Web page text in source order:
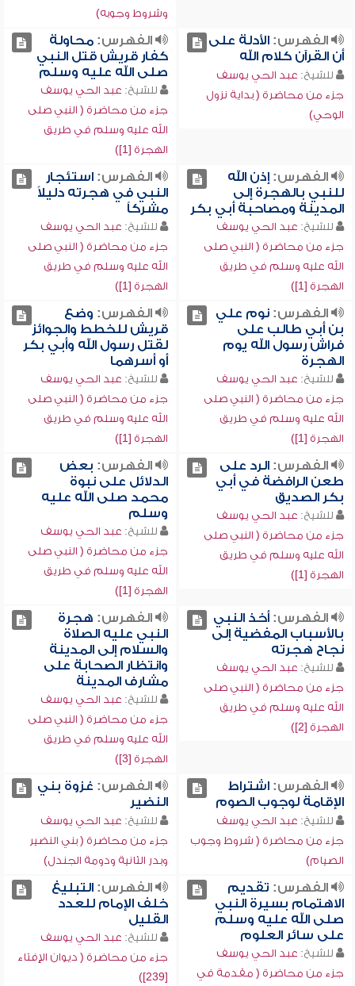
وشروط وجوبه)
الفهرس:الأدلة على
أن القرآن كلام الله
للشيخ: عبد الحي يوسف
جزء من محاضرة ( بداية نزول
الوحي)
الفهرس:محاولة
كفار قريش قتل النبي
صلى الله عليه وسلم
للشيخ: عبد الحي يوسف
جزء من محاضرة ( النبي صلى
الله عليه وسلم في طريق
الهجرة [1])
الفهرس:إذن الله
للنبي بالهجرة إلى
المدينة ومصاحبة أبي بكر
للشيخ: عبد الحي يوسف
جزء من محاضرة ( النبي صلى
الله عليه وسلم في طريق
الهجرة [1])
الفهرس:استئجار
النبي في هجرته دليلاً
مشركاً
للشيخ: عبد الحي يوسف
جزء من محاضرة ( النبي صلى
الله عليه وسلم في طريق
الهجرة [1])
الفهرس:نوم علي
بن أبي طالب على
فراش رسول الله يوم
الهجرة
للشيخ: عبد الحي يوسف
جزء من محاضرة ( النبي صلى
الله عليه وسلم في طريق
الهجرة [1])
الفهرس: وضع
قريش للخطط والجوائز
لقتل رسول الله وأبي بكر
أو أسرهما
للشيخ: عبد الحي يوسف
جزء من محاضرة ( النبي صلى
الله عليه وسلم في طريق
الهجرة [1])
الفهرس:الرد على
طعن الرافضة في أبي
بكر الصديق
للشيخ: عبد الحي يوسف
جزء من محاضرة ( النبي صلى
الله عليه وسلم في طريق
الهجرة [1])
الفهرس: بعض
الدلائل على نبوة
محمد صلى الله عليه
وسلم
للشيخ: عبد الحي يوسف
جزء من محاضرة ( النبي صلى
الله عليه وسلم في طريق
الهجرة [1])
الفهرس:أخذ النبي
بالأسباب المفضية إلى
نجاح هجرته
للشيخ: عبد الحي يوسف
جزء من محاضرة ( النبي صلى
الله عليه وسلم في طريق
الهجرة [2])
الفهرس: هجرة
النبي عليه الصلاة
والسلام إلى المدينة
وانتظار الصحابة على
مشارف المدينة
للشيخ: عبد الحي يوسف
جزء من محاضرة ( النبي صلى
الله عليه وسلم في طريق
الهجرة [3])
الفهرس:اشتراط
الإقامة لوجوب الصوم
للشيخ: عبد الحي يوسف
جزء من محاضرة ( شروط وجوب
الصيام)
الفهرس: غزوة بني
النضير
للشيخ: عبد الحي يوسف
جزء من محاضرة ( بني النضير
وبدر الثانية ودومة الجندل)
الفهرس: تقديم
الاهتمام بسيرة النبي
صلى الله عليه وسلم
على سائر العلوم
للشيخ: عبد الحي يوسف
جزء من محاضرة ( مقدمة في
الفهرس:التبليغ
خلف الإمام للعدد
القليل
للشيخ: عبد الحي يوسف
جزء من محاضرة ( ديوان الإفتاء
[239])